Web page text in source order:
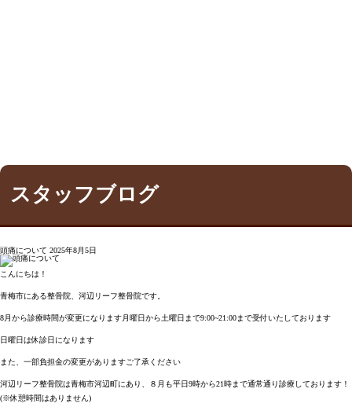
スタッフブログ
頭痛について 2025年8月5日
こんにちは！
青梅市にある整骨院、河辺リーフ整骨院です。
8月から診療時間が変更になります月曜日から土曜日まで9:00~21:00まで受付いたしております
日曜日は休診日になります
また、一部負担金の変更がありますご了承ください
河辺リーフ整骨院は青梅市河辺町にあり、８月も平日9時から21時まで通常通り診療しております！
(※休憩時間はありません)